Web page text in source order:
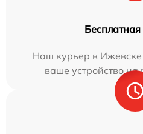
Бесплатная
Наш курьер в Ижевске
ваше устройство на